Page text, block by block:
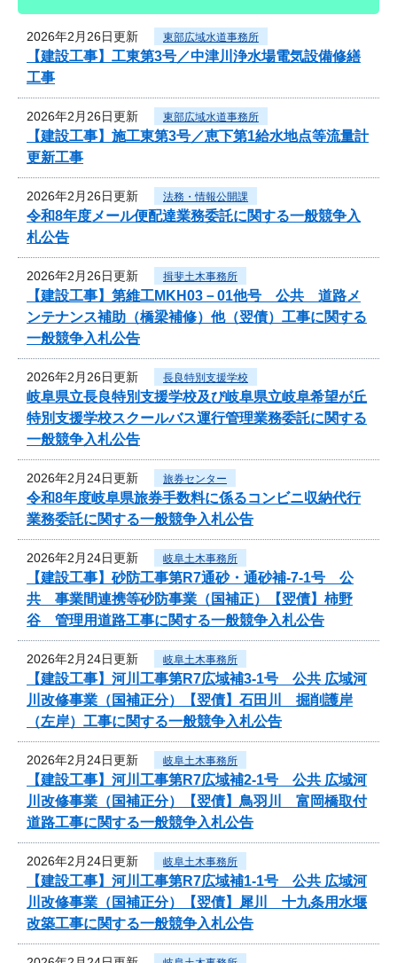
2026年2月26日更新 東部広域水道事務所
【建設工事】工東第3号／中津川浄水場電気設備修繕
工事
2026年2月26日更新 東部広域水道事務所
【建設工事】施工東第3号／恵下第1給水地点等流量計
更新工事
2026年2月26日更新 法務・情報公開課
令和8年度メール便配達業務委託に関する一般競争入
札公告
2026年2月26日更新 揖斐土木事務所
【建設工事】第維工MKH03－01他号 公共 道路メ
ンテナンス補助（橋梁補修）他（翌債）工事に関する
一般競争入札公告
2026年2月26日更新 長良特別支援学校
岐阜県立長良特別支援学校及び岐阜県立岐阜希望が丘
特別支援学校スクールバス運行管理業務委託に関する
一般競争入札公告
2026年2月24日更新 旅券センター
令和8年度岐阜県旅券手数料に係るコンビニ収納代行
業務委託に関する一般競争入札公告
2026年2月24日更新 岐阜土木事務所
【建設工事】砂防工事第R7通砂・通砂補-7-1号 公
共 事業間連携等砂防事業（国補正）【翌債】柿野
谷 管理用道路工事に関する一般競争入札公告
2026年2月24日更新 岐阜土木事務所
【建設工事】河川工事第R7広域補3-1号 公共 広域河
川改修事業（国補正分）【翌債】石田川 掘削護岸
（左岸）工事に関する一般競争入札公告
2026年2月24日更新 岐阜土木事務所
【建設工事】河川工事第R7広域補2-1号 公共 広域河
川改修事業（国補正分）【翌債】鳥羽川 富岡橋取付
道路工事に関する一般競争入札公告
2026年2月24日更新 岐阜土木事務所
【建設工事】河川工事第R7広域補1-1号 公共 広域河
川改修事業（国補正分）【翌債】犀川 十九条用水堰
改築工事に関する一般競争入札公告